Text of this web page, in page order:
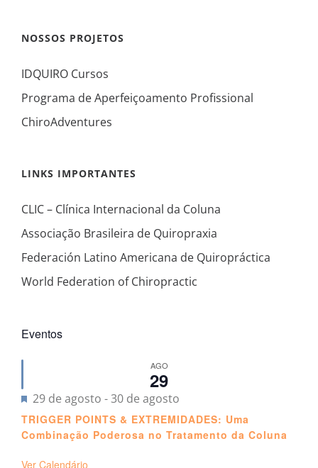
NOSSOS PROJETOS
IDQUIRO Cursos
Programa de Aperfeiçoamento Profissional
ChiroAdventures
LINKS IMPORTANTES
CLIC – Clínica Internacional da Coluna
Associação Brasileira de Quiropraxia
Federación Latino Americana de Quiropráctica
World Federation of Chiropractic
Eventos
AGO
29
Destacado
29 de agosto -30 de agosto
TRIGGER POINTS & EXTREMIDADES: Uma
Combinação Poderosa no Tratamento da Coluna
Ver Calendário